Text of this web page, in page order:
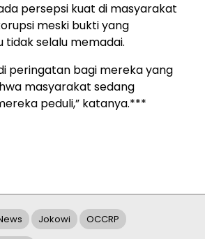
persepsi kuat di masyarakat
meski bukti yang
tidak selalu memadai.
peringatan bagi mereka yang
masyarakat sedang
peduli,” katanya.***
Jokowi OCCRP